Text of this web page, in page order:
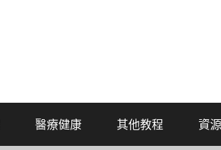
醫療健康 其他教程 資